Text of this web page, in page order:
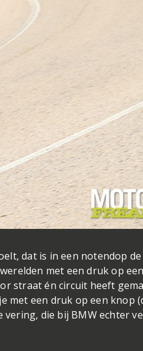
dat is in een notendop de
met een druk op een
straat én circuit heeft
met een druk op een knop
die bij BMW echter